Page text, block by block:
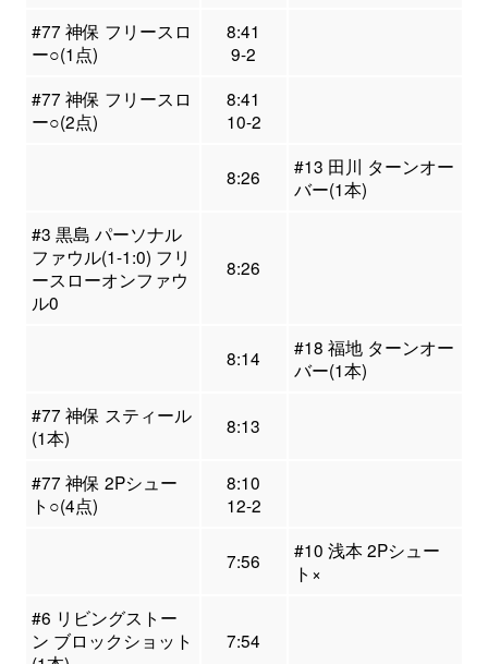
#77 神保 フリースロ
ー○(1点)
8:41
9-2
#77 神保 フリースロ
ー○(2点)
8:41
10-2
8:26
#13 田川 ターンオー
バー(1本)
#3 黒島 パーソナル
ファウル(1-1:0) フリ
ースローオンファウ
ル0
8:26
8:14
#18 福地 ターンオー
バー(1本)
#77 神保 スティール
(1本)
8:13
#77 神保 2Pシュー
ト○(4点)
8:10
12-2
7:56
#10 浅本 2Pシュー
ト×
#6 リビングストー
ン ブロックショット
7:54